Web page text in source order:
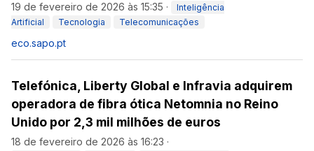
19 de fevereiro de 2026 às 15:35 ·
Inteligência
Artificial
Tecnologia Telecomunicações
eco.sapo.pt
Telefónica, Liberty Global e Infravia adquirem
operadora de fibra ótica Netomnia no Reino
Unido por 2,3 mil milhões de euros
18 de fevereiro de 2026 às 16:23 ·